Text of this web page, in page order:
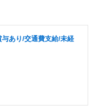
あり/交通費支給/未経